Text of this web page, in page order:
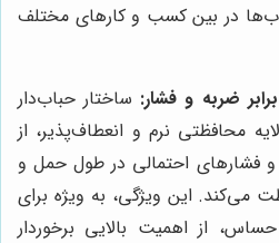
در بین کسب و کارهای مختلف
ضربه و فشار: ساختار حباب‌دار
محافظتی نرم و انعطاف‌پذیر، از
و فشارهای احتمالی در طول حمل و
می‌کند. این ویژگی، به ویژه برای
از اهمیت بالایی برخوردار